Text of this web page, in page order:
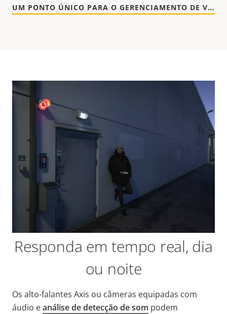
UM PONTO ÚNICO PARA O GERENCIAMENTO DE VISITANTES [EN]
Responda em tempo real, dia
ou noite
Os alto-falantes Axis ou câmeras equipadas com
áudio eanálise de detecção de som podem